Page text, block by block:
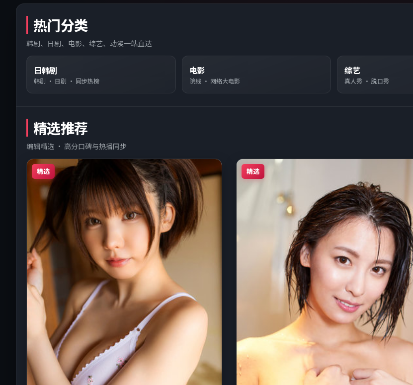
热门分类
韩剧、日剧、电影、综艺、动漫一站直达
日韩剧
韩剧 · 日剧 · 同步热榜
电影
院线 · 网络大电影
综艺
真人秀 · 脱口秀
精选推荐
编辑精选 · 高分口碑与热播同步
精选 精选